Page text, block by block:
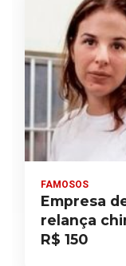
FAMOSOS
Empresa
relança
R$ 150